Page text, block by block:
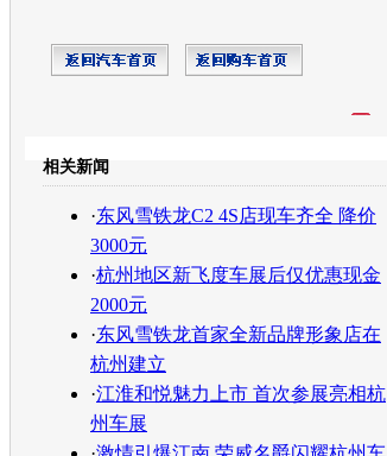
相关新闻
·东风雪铁龙C2 4S店现车齐全 降价
3000元
·杭州地区新飞度车展后仅优惠现金
2000元
·东风雪铁龙首家全新品牌形象店在
杭州建立
·江淮和悦魅力上市 首次参展亮相杭
州车展